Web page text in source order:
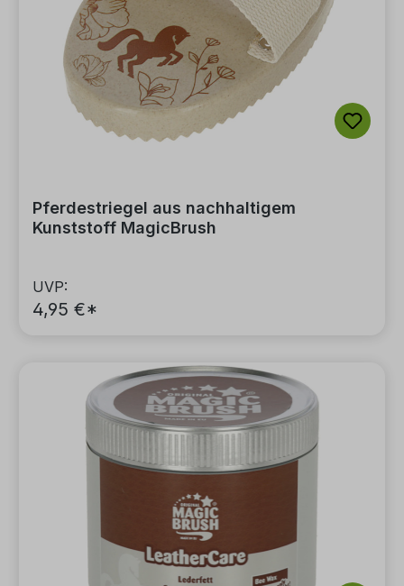
Pferdestriegel aus nachhaltigem
Kunststoff MagicBrush
UVP:
4,95 €*